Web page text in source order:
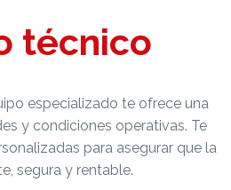
técnico
especializado te ofrece una
y condiciones operativas. Te
para asegurar que la
segura y rentable.